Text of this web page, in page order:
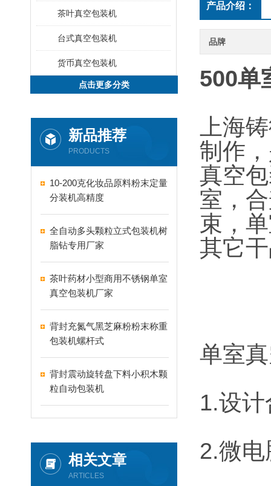
茶叶真空包装机
台式真空包装机
货币真空包装机
点击更多分类
新品推荐
PRODUCTS
10-200克化妆品原料粉末定量
分装机高精度
全自动多头颗粒立式包装机树
脂钻专用厂家
茶叶药材小型商用不锈钢单室
真空包装机厂家
背封充氮气黑芝麻粉粉末称重
包装机螺杆式
背封震动旋转盘下料小积木颗
粒自动包装机
相关文章
ARTICLES
产品介绍：
品牌
500单
上海
制作
真空
室，
束，
其它
单室
1.设
2.微